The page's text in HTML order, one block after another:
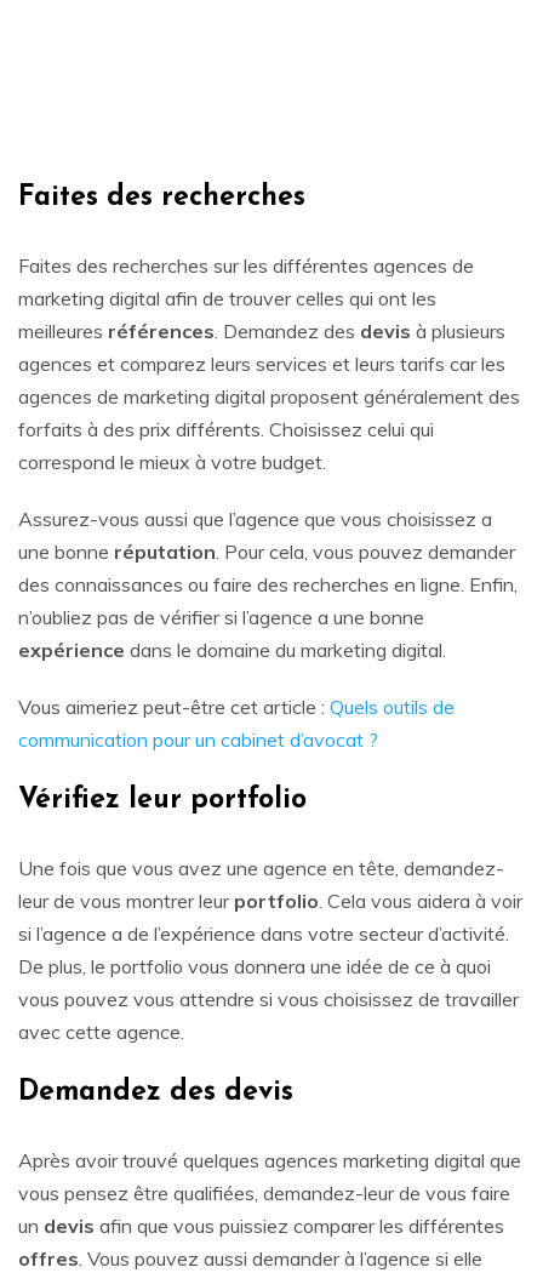
Faites des recherches
Faites des recherches sur les différentes agences de
marketing digital afin de trouver celles qui ont les
meilleures références. Demandez des devis à plusieurs
agences et comparez leurs services et leurs tarifs car les
agences de marketing digital proposent généralement des
forfaits à des prix différents. Choisissez celui qui
correspond le mieux à votre budget.
Assurez-vous aussi que l’agence que vous choisissez a
une bonne réputation. Pour cela, vous pouvez demander
des connaissances ou faire des recherches en ligne. Enfin,
n’oubliez pas de vérifier si l’agence a une bonne
expérience dans le domaine du marketing digital.
Vous aimeriez peut-être cet article : Quels outils de
communication pour un cabinet d’avocat ?
Vérifiez leur portfolio
Une fois que vous avez une agence en tête, demandez-
leur de vous montrer leur portfolio. Cela vous aidera à voir
si l’agence a de l’expérience dans votre secteur d’activité.
De plus, le portfolio vous donnera une idée de ce à quoi
vous pouvez vous attendre si vous choisissez de travailler
avec cette agence.
Demandez des devis
Après avoir trouvé quelques agences marketing digital que
vous pensez être qualifiées, demandez-leur de vous faire
un devis afin que vous puissiez comparer les différentes
offres. Vous pouvez aussi demander à l’agence si elle